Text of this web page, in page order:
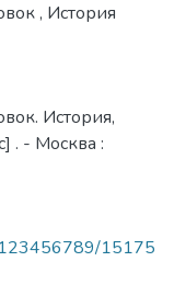
, История
История,
. - Москва :
123456789/15175